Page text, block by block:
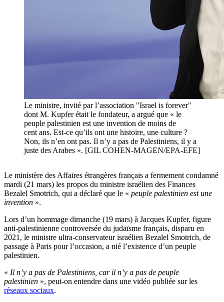
Le ministre, invité par l’association "Israel is forever"
dont M. Kupfer était le fondateur, a argué que « le
peuple palestinien est une invention de moins de
cent ans. Est-ce qu’ils ont une histoire, une culture ?
Non, ils n’en ont pas. Il n’y a pas de Palestiniens, il y a
juste des Arabes ». [GIL COHEN-MAGEN/EPA-EFE]
Le ministère des Affaires étrangères français a fermement condamné
mardi (21 mars) les propos du ministre israélien des Finances
Bezalel Smotrich, qui a déclaré que le « peuple palestinien est une
invention ».
Lors d’un hommage dimanche (19 mars) à Jacques Kupfer, figure
anti-palestinienne controversée du judaïsme français, disparu en
2021, le ministre ultra-conservateur israélien Bezalel Smotrich, de
passage à Paris pour l’occasion, a nié l’existence d’un peuple
palestinien.
« Il n’y a pas de Palestiniens, car il n’y a pas de peuple
palestinien », peut-on entendre dans une vidéo publiée sur les
réseaux sociaux.